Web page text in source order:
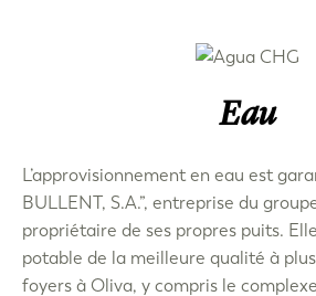
Eau
L’approvisionnement en eau est
BULLENT, S.A.”, entreprise du
propriétaire de ses propres puits.
potable de la meilleure qualité à
foyers à Oliva, y compris le